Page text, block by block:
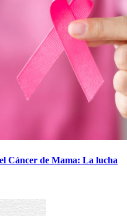
Cáncer de Mama: La lucha